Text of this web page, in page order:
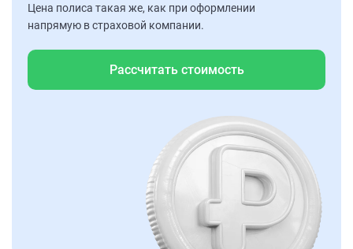
Цена полиса такая же, как при оформлении
напрямую в страховой компании.
Рассчитать стоимость